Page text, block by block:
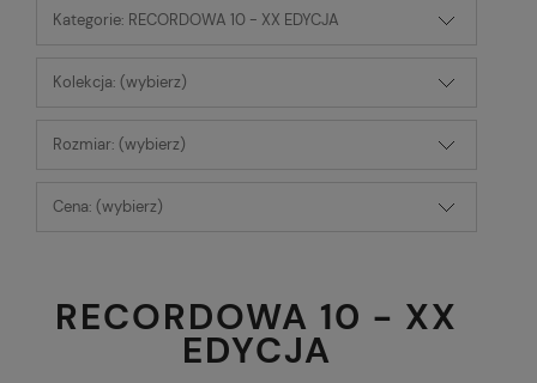
Kategorie: RECORDOWA 10 - XX EDYCJA
Kolekcja: (wybierz)
Rozmiar: (wybierz)
Cena: (wybierz)
RECORDOWA 10 - XX
EDYCJA